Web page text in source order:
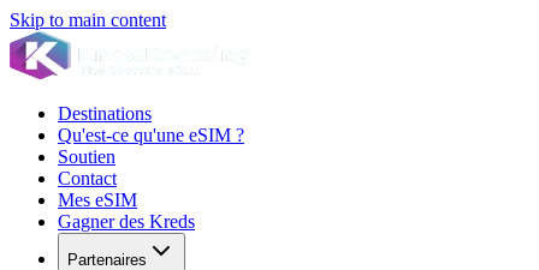
Skip to main content
Destinations
Qu'est-ce qu'une eSIM ?
Soutien
Contact
Mes eSIM
Gagner des Kreds
Partenaires